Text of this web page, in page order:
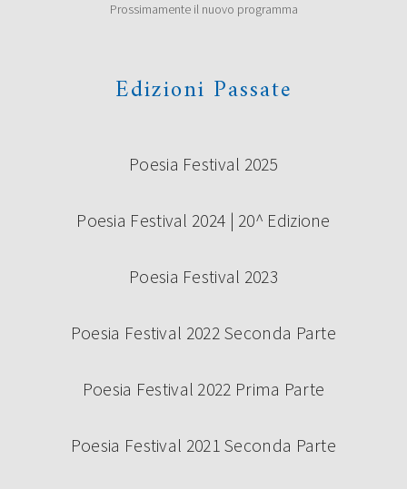
Prossimamente il nuovo programma
Edizioni Passate
Poesia Festival 2025
Poesia Festival 2024 | 20^ Edizione
Poesia Festival 2023
Poesia Festival 2022 Seconda Parte
Poesia Festival 2022 Prima Parte
Poesia Festival 2021 Seconda Parte